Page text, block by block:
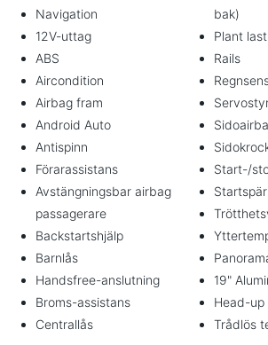
Navigation
12V-uttag
ABS
Aircondition
Airbag fram
Android Auto
Antispinn
Förarassistans
Avstängningsbar airbag
passagerare
Backstartshjälp
Barnlås
Handsfree-anslutning
Broms-assistans
Centrallås
bak)
Plant
Rails
Start-/
19"
Head-up
Trådlös